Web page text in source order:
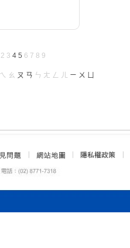
2 3 4 5 6 7 8 9
ㄟ ㄠ ㄡ ㄢ ㄣ ㄤ ㄥ ㄦ ㄧ ㄨ ㄩ